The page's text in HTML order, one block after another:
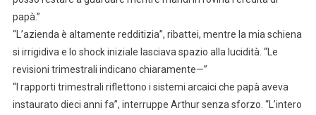
papà.”
“L’azienda è altamente redditizia”, ribattei, mentre la mia schiena
si irrigidiva e lo shock iniziale lasciava spazio alla lucidità. “Le
revisioni trimestrali indicano chiaramente—”
“I rapporti trimestrali riflettono i sistemi arcaici che papà aveva
instaurato dieci anni fa”, interruppe Arthur senza sforzo. “L’intero